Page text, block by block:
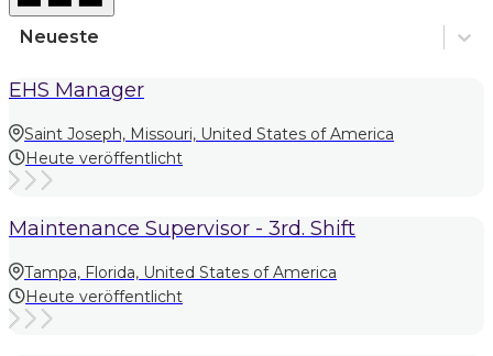
Neueste
EHS Manager
Saint Joseph, Missouri, United States of America
Heute veröffentlicht
Maintenance Supervisor - 3rd. Shift
Tampa, Florida, United States of America
Heute veröffentlicht